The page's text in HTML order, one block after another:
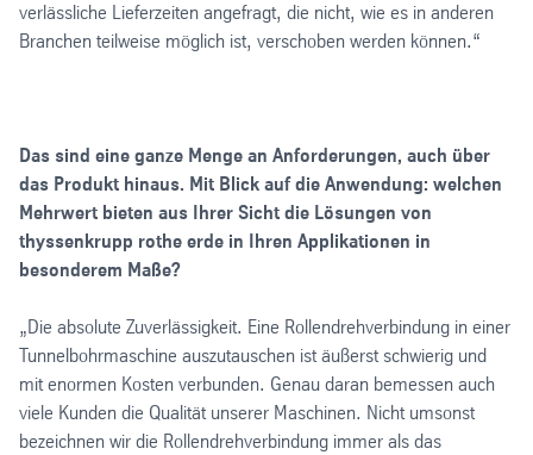
verlässliche Lieferzeiten angefragt, die nicht, wie es in anderen
Branchen teilweise möglich ist, verschoben werden können.“
Das sind eine ganze Menge an Anforderungen, auch über
das Produkt hinaus. Mit Blick auf die Anwendung: welchen
Mehrwert bieten aus Ihrer Sicht die Lösungen von
thyssenkrupp rothe erde in Ihren Applikationen in
besonderem Maße?
„Die absolute Zuverlässigkeit. Eine Rollendrehverbindung in einer
Tunnelbohrmaschine auszutauschen ist äußerst schwierig und
mit enormen Kosten verbunden. Genau daran bemessen auch
viele Kunden die Qualität unserer Maschinen. Nicht umsonst
bezeichnen wir die Rollendrehverbindung immer als das